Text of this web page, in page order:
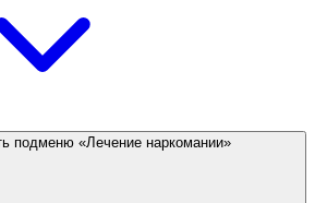
подменю «Лечение наркомании»